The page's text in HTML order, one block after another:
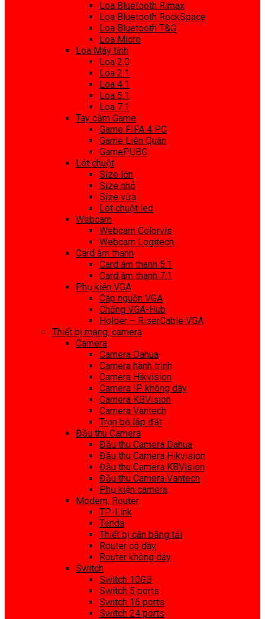
Loa Bluetooth Rimax
Loa Bluetooth RockSpace
Loa Bluetooth T&G
Loa Micro
Loa Máy tính
Loa 2.0
Loa 2.1
Loa 4.1
Loa 5.1
Loa 7.1
Tay cầm Game
Game FIFA 4 PC
Game Liên Quân
GamePUBG
Lót chuột
Size lớn
Size nhỏ
Size vừa
Lót chuột led
Webcam
Webcam Colorvis
Webcam Logitech
Card âm thanh
Card âm thanh 5.1
Card âm thanh 7.1
Phụ kiện VGA
Cáp nguồn VGA
Chống VGA-Hub
Holder – RiserCable VGA
Thiết bị mạng, camera
Camera
Camera Dahua
Camera hành trình
Camera Hikvision
Camera IP không dây
Camera KBVision
Camera Vantech
Trọn bộ lắp đặt
Đầu thu Camera
Đầu thu Camera Dahua
Đầu thu Camera Hikvision
Đầu thu Camera KBVision
Đầu thu Camera Vantech
Phụ kiện camera
Modem, Router
TP-Link
Tenda
Thiết bị cân bằng tải
Router có dây
Router không dây
Switch
Switch 10GB
Switch 5 ports
Switch 16 ports
Switch 24 ports